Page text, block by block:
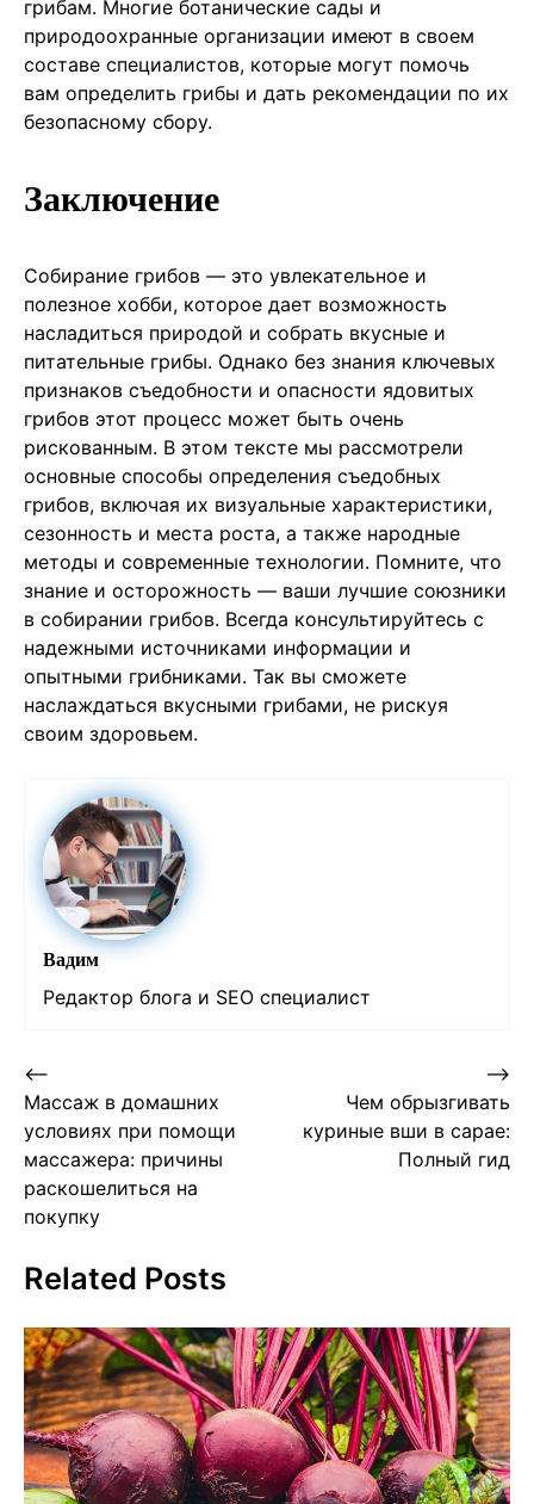
грибам. Многие ботанические сады и
природоохранные организации имеют в своем
составе специалистов, которые могут помочь
вам определить грибы и дать рекомендации по их
безопасному сбору.
Заключение
Собирание грибов — это увлекательное и
полезное хобби, которое дает возможность
насладиться природой и собрать вкусные и
питательные грибы. Однако без знания ключевых
признаков съедобности и опасности ядовитых
грибов этот процесс может быть очень
рискованным. В этом тексте мы рассмотрели
основные способы определения съедобных
грибов, включая их визуальные характеристики,
сезонность и места роста, а также народные
методы и современные технологии. Помните, что
знание и осторожность — ваши лучшие союзники
в собирании грибов. Всегда консультируйтесь с
надежными источниками информации и
опытными грибниками. Так вы сможете
наслаждаться вкусными грибами, не рискуя
своим здоровьем.
Вадим
Редактор блога и SEO специалист
Post
navigation
⟵
Массаж в домашних
условиях при помощи
массажера: причины
раскошелиться на
покупку
Чем обрызгивать
куриные вши в сарае:
Полный гид
⟶
Related Posts